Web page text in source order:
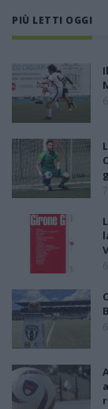
PIÙ LETTI OGGI